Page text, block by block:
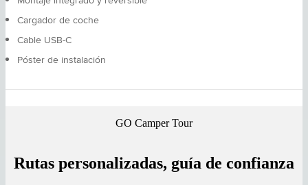
Cargador de coche
Cable USB-C
Póster de instalación
GO Camper Tour
Rutas personalizadas, guía de confianza